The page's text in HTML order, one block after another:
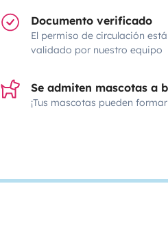
Documento verificado
El permiso de circulación
validado por nuestro equipo
Se admiten mascotas a
¡Tus mascotas pueden